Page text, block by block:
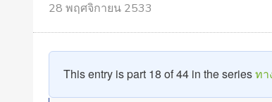
28 พฤศจิกายน 2533
This entry is part 18 of 44 in the seriesทา